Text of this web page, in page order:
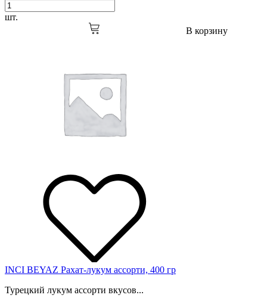
шт.
В корзину
INCI BEYAZ Рахат-лукум ассорти, 400 гр
Турецкий лукум ассорти вкусов...